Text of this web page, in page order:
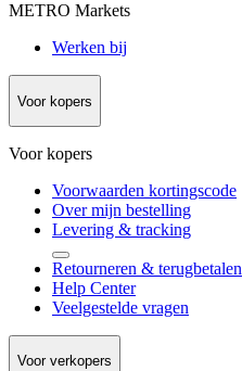
METRO Markets
Werken bij
Voor kopers
Voor kopers
Voorwaarden kortingscode
Over mijn bestelling
Levering & tracking
Retourneren & terugbetalen
Help Center
Veelgestelde vragen
Voor verkopers